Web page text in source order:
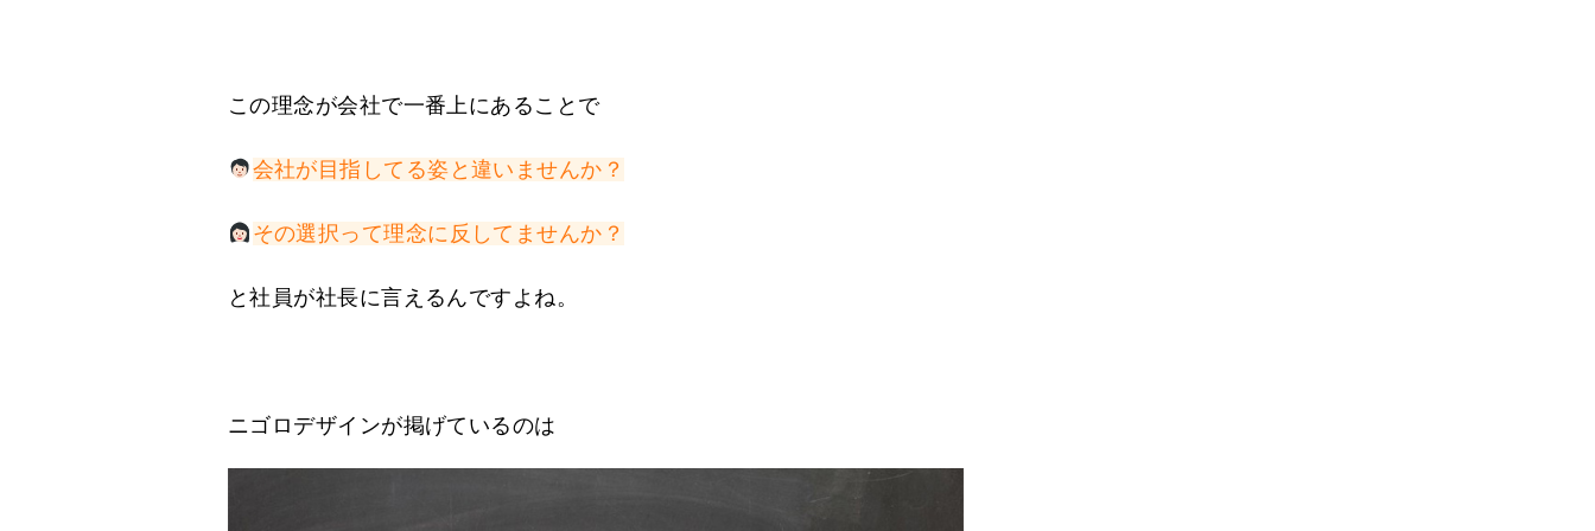
この理念が会社で一番上にあることで
会社が目指してる姿と違いませんか？
その選択って理念に反してませんか？
と社員が社長に言えるんですよね。
ニゴロデザインが掲げているのは